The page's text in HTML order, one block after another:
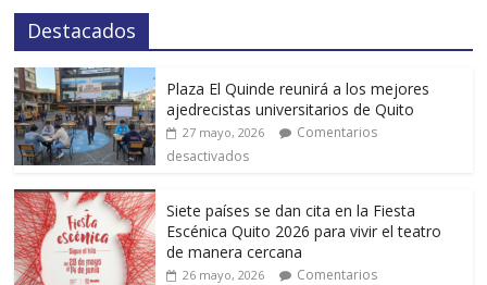
Destacados
Plaza El Quinde reunirá a los mejores
ajedrecistas universitarios de Quito
27 mayo, 2026
Comentarios
desactivados
Siete países se dan cita en la Fiesta
Escénica Quito 2026 para vivir el teatro
de manera cercana
26 mayo, 2026
Comentarios